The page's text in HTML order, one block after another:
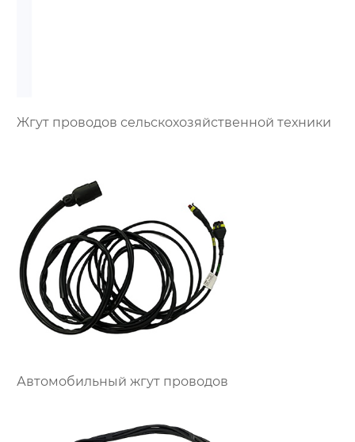
Жгут проводов сельскохозяйственной техники
Автомобильный жгут проводов